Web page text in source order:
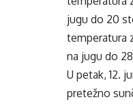
jugu do 20
temperatura
na jugu do
U petak, 12.
pretežno